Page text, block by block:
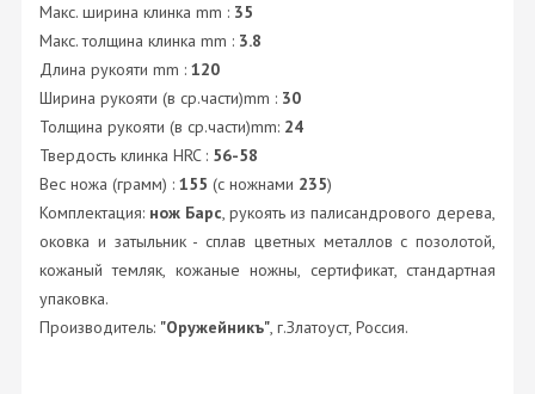
Макс. ширина клинка mm : 35
Макс. толщина клинка mm : 3.8
Длина рукояти mm : 120
Ширина рукояти (в ср.части)mm : 30
Толщина рукояти (в ср.части)mm: 24
Твердость клинка HRC : 56-58
Вес ножа (грамм) : 155 (с ножнами 235)
Комплектация: нож Барс, рукоять из палисандрового дерева,
оковка и затыльник - сплав цветных металлов с позолотой,
кожаный темляк, кожаные ножны, сертификат, стандартная
упаковка.
Производитель: "Оружейникъ", г.Златоуст, Россия.